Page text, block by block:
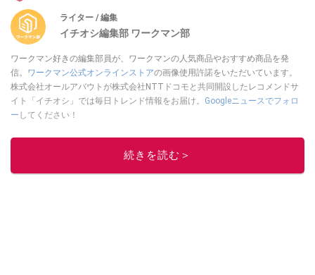
ライター / 編集
イチオシ編集部 ワークマン部
ワークマン好きの編集部員が、ワークマンの人気商品やおすすめ商品を発
信。 ワークマン公式オンラインストアの画像使用許諾をいただいています。
株式会社オールアバウトが株式会社NTTドコモと共同開設したレコメンドサ
イト「イチオシ」では毎日トレンド情報をお届け。 Googleニュースでフォロ
ー してください！
このイチオシストの他の記事を読む
続きを読む＞